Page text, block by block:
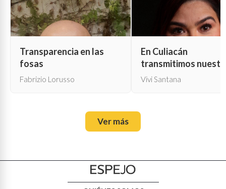
Transparencia en las
fosas
Fabrizio Lorusso
En Culiacán
transmitimos
propia muerte
Vivi Santana
Ver más